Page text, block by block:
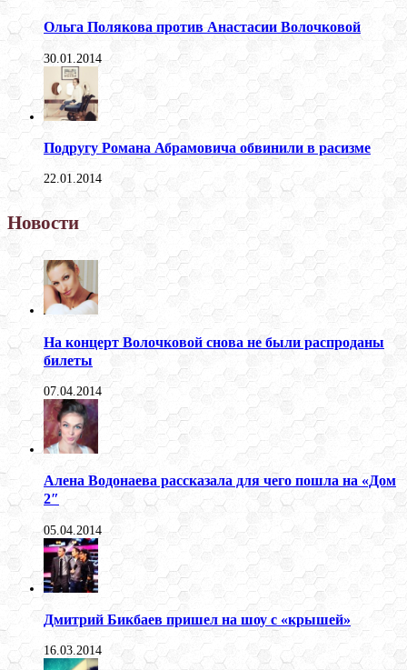
Ольга Полякова против Анастасии Волочковой
30.01.2014
Подругу Романа Абрамовича обвинили в расизме
22.01.2014
Новости
На концерт Волочковой снова не были распроданы
билеты
07.04.2014
Алена Водонаева рассказала для чего пошла на «Дом
2″
05.04.2014
Дмитрий Бикбаев пришел на шоу с «крышей»
16.03.2014